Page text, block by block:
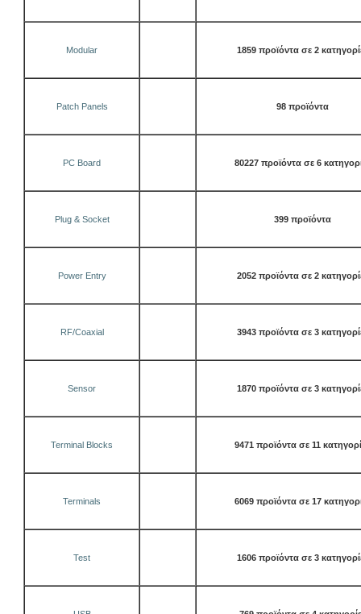
Modular 1859 προϊόντα σε 2
Patch Panels 98 προϊόντα
PC Board 80227 προϊόντα σε 6
Plug & Socket 399 προϊόντα
Power Entry 2052 προϊόντα σε 2
RF/Coaxial 3943 προϊόντα σε 3
Sensor 1870 προϊόντα σε 3
Terminal Blocks 9471 προϊόντα σε 11
Terminals 6069 προϊόντα σε 17
Test 1606 προϊόντα σε 3